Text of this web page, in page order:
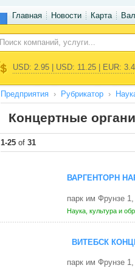
Главная Новости Карта
USD: 2.95 | USD: 11.25 | EUR:
Предприятия Рубрикатор
Концертные
1-25 of 31
ВАРГЕНТОРН
парк им Фрунзе
Наука, культура и
ВИТЕБСК
парк им Фрунзе